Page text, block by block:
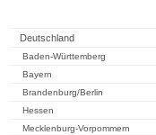
Deutschland
Baden-Württemberg
Bayern
Brandenburg/Berlin
Hessen
Mecklenburg-Vorpommern